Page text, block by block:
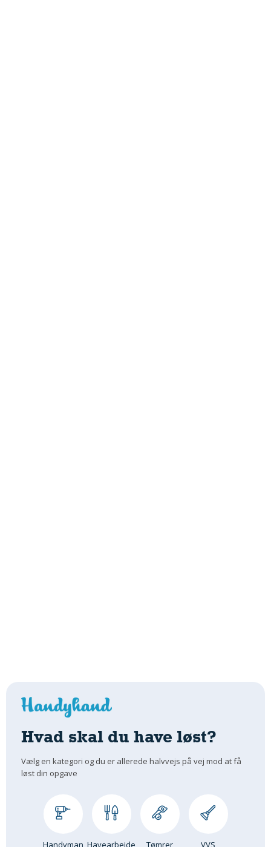
Hvad skal du have løst?
Vælg en kategori og du er allerede halvvejs på vej mod at få
løst din opgave
Handyman Havearbejde Tømrer VVS